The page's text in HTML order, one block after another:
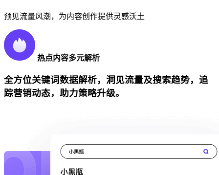
预见流量风潮，为内容创作提供灵感沃土
热点内容多元解析
全方位关键词数据解析，洞见流量及搜索趋势，追
踪营销动态，助力策略升级。